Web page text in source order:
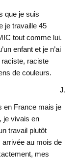
que je suis
je travaille 45
tout comme lui.
enfant et je n’ai
raciste, raciste
de couleurs.
J.
en France mais je
je vivais en
travail plutôt
arrivée au mois de
mes